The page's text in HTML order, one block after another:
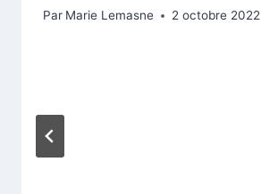
Par Marie Lemasne 2 octobre 2022